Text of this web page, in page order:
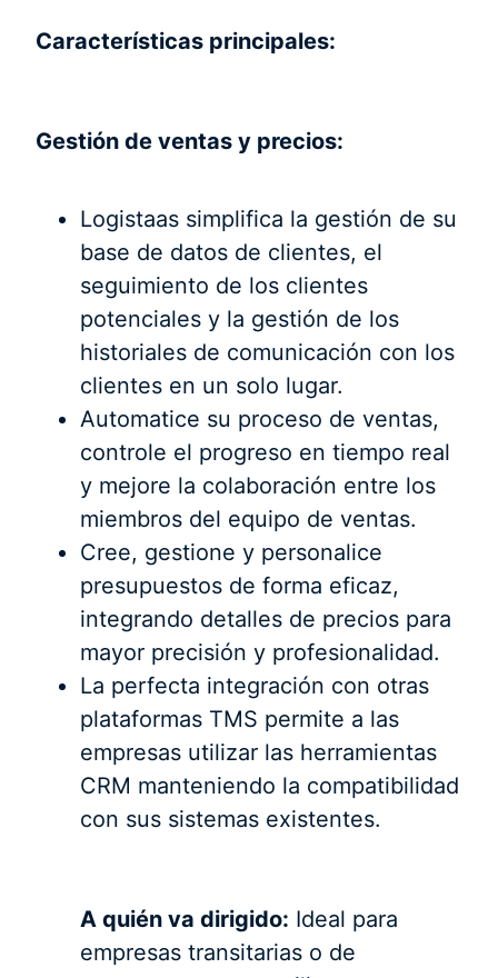
Características principales:
Gestión de ventas y precios:
Logistaas simplifica la gestión de su
base de datos de clientes, el
seguimiento de los clientes
potenciales y la gestión de los
historiales de comunicación con los
clientes en un solo lugar.
Automatice su proceso de ventas,
controle el progreso en tiempo real
y mejore la colaboración entre los
miembros del equipo de ventas.
Cree, gestione y personalice
presupuestos de forma eficaz,
integrando detalles de precios para
mayor precisión y profesionalidad.
La perfecta integración con otras
plataformas TMS permite a las
empresas utilizar las herramientas
CRM manteniendo la compatibilidad
con sus sistemas existentes.
A quién va dirigido: Ideal para
empresas transitarias o de